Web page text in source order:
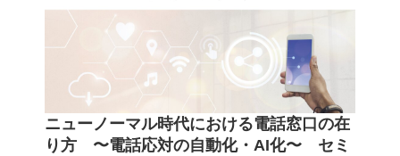
ニューノーマル時代における電話窓口の在
り方 〜電話応対の自動化・AI化〜 セミ